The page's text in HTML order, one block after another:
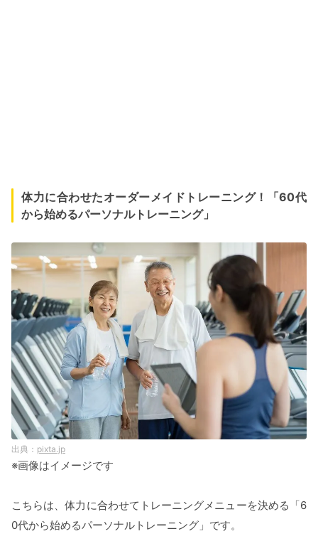
体力に合わせたオーダーメイドトレーニング！「60代
から始めるパーソナルトレーニング」
pixta.jp
※画像はイメージです
こちらは、体力に合わせてトレーニングメニューを決める「6
0代から始めるパーソナルトレーニング」です。